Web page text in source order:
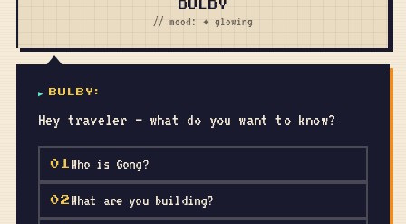
BULBY
// mood: ✦ glowing
▶ BULBY :
Hey traveler — what do you want to know?
01 Who is Gong?
02 What are you building?